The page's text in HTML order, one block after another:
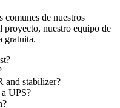
comunes de nuestros
proyecto, nuestro equipo de
gratuita.
and stabilizer?
UPS?